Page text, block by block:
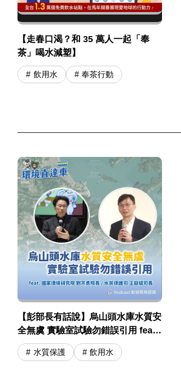
【走春口渴？和 35 萬人一起「奉
茶」喝水減塑】
飲用水 奉茶行動
【彭部長有話說】烏山頭水庫水質安
全無虞 實驗室試驗勿錯誤引用 feat .
國環院 劉宗勇院長 / 水保司 王嶽斌
司長
水質保護 飲用水